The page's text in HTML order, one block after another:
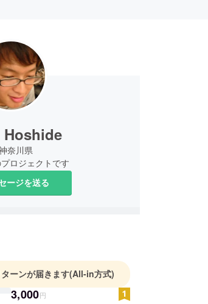
Hoshide
奈川県
ロジェクトです
ージを送る
ーンが届きます(All-in方式)
3,000円